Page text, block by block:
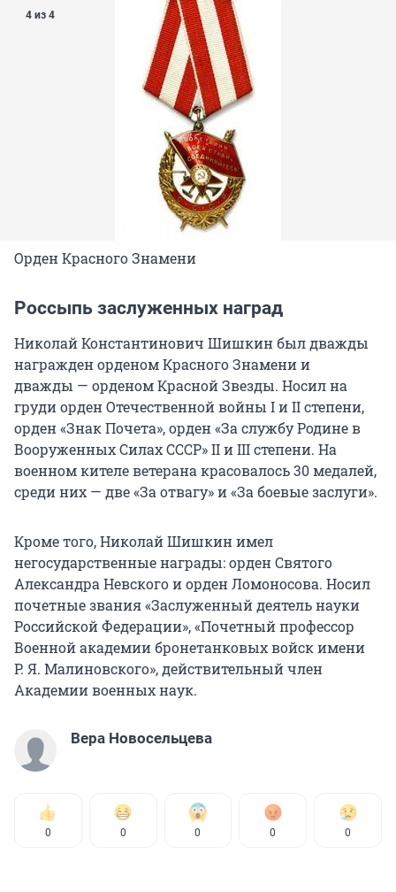
4 из 4
Орден Красного Знамени
Россыпь заслуженных наград
Николай Константинович Шишкин был дважды
награжден орденом Красного Знамени и
дважды — орденом Красной Звезды. Носил на
груди орден Отечественной войны I и II степени,
орден «Знак Почета», орден «За службу Родине в
Вооруженных Силах СССР»II и III степени. На
военном кителе ветерана красовалось 30 медалей,
среди них — две «За отвагу» и «За боевые заслуги».
Кроме того, Николай Шишкин имел
негосударственные награды: орден Святого
Александра Невского и орден Ломоносова. Носил
почетные звания «Заслуженный деятель науки
Российской Федерации», «Почетный профессор
Военной академии бронетанковых войск имени
Р. Я. Малиновского», действительный член
Академии военных наук.
Вера Новосельцева
0 0 0 0 0